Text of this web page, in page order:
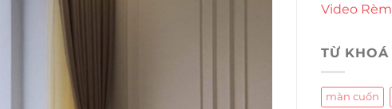
Video Rèm
TỪ KHOÁ
màn cuốn